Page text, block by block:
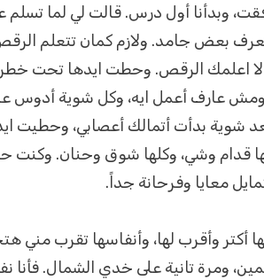
وبدأنا أول درس. قالت لي لما
بعض جامد. ولازم كمان تتعلم
اعلمك الرقص. وحطت ايدها تحت
عارف أعمل ايه، وكل شوية أدوس
شوية بدأت أتمالك أعصابي، وحطيت
قدام وشي، وكلها شوق وحنان. وكنت
معايا وفرحانة جداً.
أكتر وأقرب لها، وأنفاسها تقرب مني
ومرة تانية على خدي الشمال.